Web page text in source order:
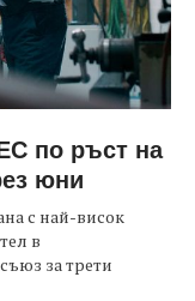
по ръст на
юни
с най-висок
в
за трети